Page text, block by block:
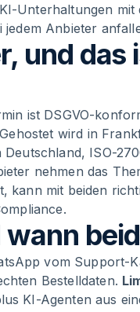
Unterhaltungen mit
Anbieter
und das
ist DSGVO-
wird in
ISO-
nehmen das
kann mit beiden
vom Support-
Bestelldaten.
KI-Agenten aus